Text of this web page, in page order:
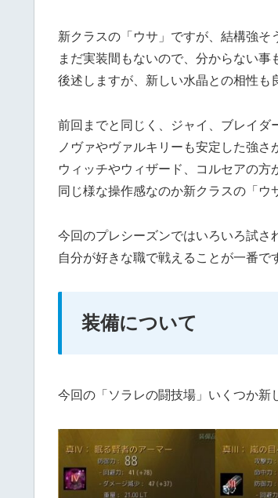
新クラスの「ウサ」ですが、結構強そ
まだ実装間もないので、分からない事
後述しますが、新しい水晶との相性も
前回までと同じく、ジャイ、ブレイダ
ノヴァやヴァルキリーも安定した強さ
ウィッチやウィザード、コルセアの方
同じ様な操作感なのか新クラスの「ウ
今回のプレシーズンではいろいろ試さ
自分が好きな職で戦えることが一番で
装備について
今回の「ソラレの闘技場」いくつか新